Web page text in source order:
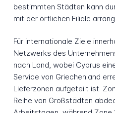
bestimmten Städten kann
mit der örtlichen Filiale
Für internationale Ziele
Netzwerks des
nach Land, wobei Cyprus
Service von Griechenland
Lieferzonen aufgeteilt ist.
Reihe von Großstädten